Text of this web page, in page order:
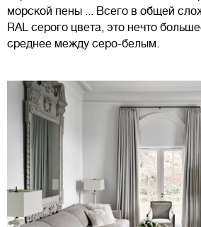
морской пены ... Всего в общей
RAL серого цвета, это нечто
среднее между серо-белым.